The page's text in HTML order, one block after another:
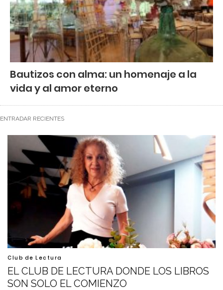
Bautizos con alma: un homenaje a la
vida y al amor eterno
ENTRADAR RECIENTES
Club de Lectura
EL CLUB DE LECTURA DONDE LOS LIBROS
SON SOLO EL COMIENZO